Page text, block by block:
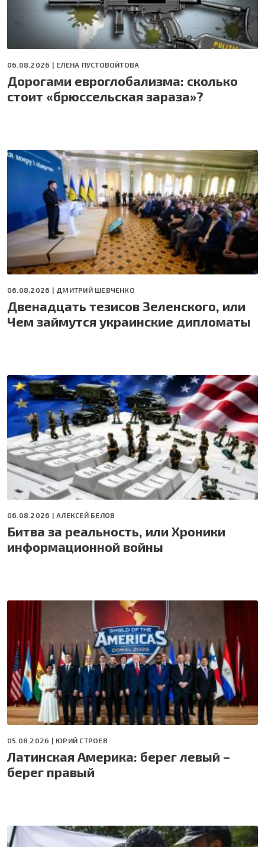
06.08.2026 | ЕЛЕНА ПУСТОВОЙТОВА
Дорогами евроглобализма: сколько
стоит «брюссельская зараза»?
06.08.2026 | ДМИТРИЙ ШЕВЧЕНКО
Двенадцать тезисов Зеленского, или
Чем займутся украинские дипломаты
06.08.2026 |АЛЕКСЕЙ БЕЛОВ
Битва за реальность, или Хроники
информационной войны
05.08.2026 | ЮРИЙ СТРОЕВ
Латинская Америка: берег левый –
берег правый